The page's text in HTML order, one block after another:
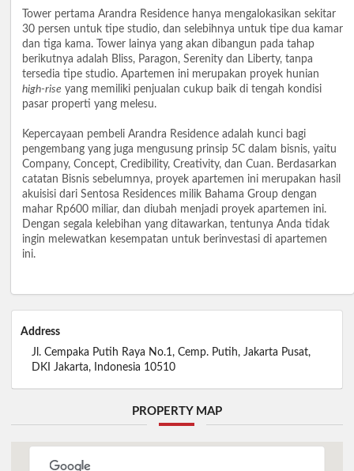
Tower pertama Arandra Residence hanya mengalokasikan sekitar
30 persen untuk tipe studio, dan selebihnya untuk tipe dua kamar
dan tiga kama. Tower lainya yang akan dibangun pada tahap
berikutnya adalah Bliss, Paragon, Serenity dan Liberty, tanpa
tersedia tipe studio. Apartemen ini merupakan proyek hunian
high-rise yang memiliki penjualan cukup baik di tengah kondisi
pasar properti yang melesu.
Kepercayaan pembeli Arandra Residence adalah kunci bagi
pengembang yang juga mengusung prinsip 5C dalam bisnis, yaitu
Company, Concept, Credibility, Creativity, dan Cuan. Berdasarkan
catatan Bisnis sebelumnya, proyek apartemen ini merupakan hasil
akuisisi dari Sentosa Residences milik Bahama Group dengan
mahar Rp600 miliar, dan diubah menjadi proyek apartemen ini.
Dengan segala kelebihan yang ditawarkan, tentunya Anda tidak
ingin melewatkan kesempatan untuk berinvestasi di apartemen
ini.
Address
Jl. Cempaka Putih Raya No.1, Cemp. Putih, Jakarta Pusat,
DKI Jakarta, Indonesia 10510
PROPERTY MAP